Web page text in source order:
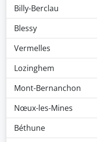
Billy-Berclau
Blessy
Vermelles
Lozinghem
Mont-Bernanchon
Nœux-les-Mines
Béthune